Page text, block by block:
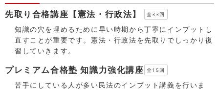
先取り合格講座【憲法・行政法】 全33回
知識の穴を埋めるために早い時期から丁寧にインプットし
直すことが重要です。憲法・行政法を先取りでしっかり復
習していきます。
プレミアム合格塾 知識力強化講座 全15回
苦手にしている人が多い民法のインプット講義を行いま